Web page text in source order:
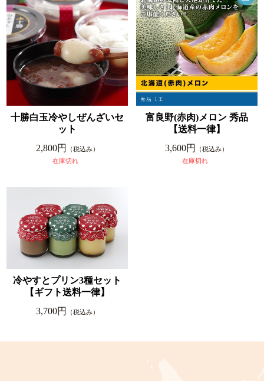
十勝白玉冷やしぜんざいセ
ット
2,800円
（税込み）
在庫切れ
富良野(赤肉)メロン 秀品
【送料一律】
3,600円
（税込み）
在庫切れ
冷やすとプリン3種セット
【ギフト送料一律】
3,700円
（税込み）